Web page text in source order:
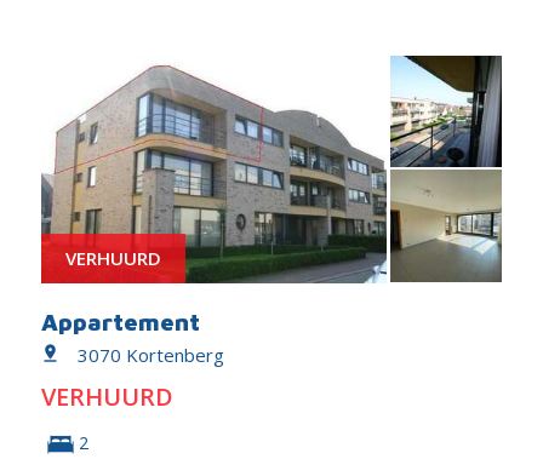
VERHUURD
Appartement
3070 Kortenberg
VERHUURD
2